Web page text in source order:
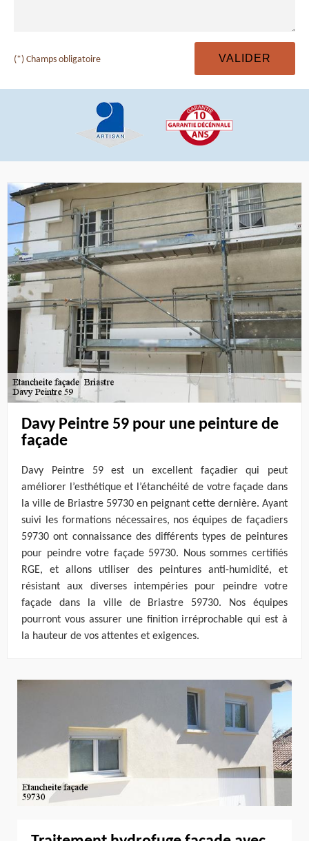
(*) Champs obligatoire
Davy Peintre 59 pour une peinture de
façade
Davy Peintre 59 est un excellent façadier qui peut
améliorer l’esthétique et l’étanchéité de votre façade dans
la ville de Briastre 59730 en peignant cette dernière. Ayant
suivi les formations nécessaires, nos équipes de façadiers
59730 ont connaissance des différents types de peintures
pour peindre votre façade 59730. Nous sommes certifiés
RGE, et allons utiliser des peintures anti-humidité, et
résistant aux diverses intempéries pour peindre votre
façade dans la ville de Briastre 59730. Nos équipes
pourront vous assurer une finition irréprochable qui est à
la hauteur de vos attentes et exigences.